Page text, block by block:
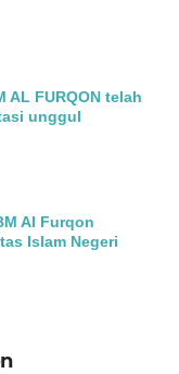
AL FURQON telah
unggul
Al Furqon
Islam Negeri